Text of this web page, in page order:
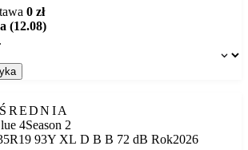
0 zł
(12.08)
4Season 2
93Y XL Etykieta:
D B B 72 dB Rok2026